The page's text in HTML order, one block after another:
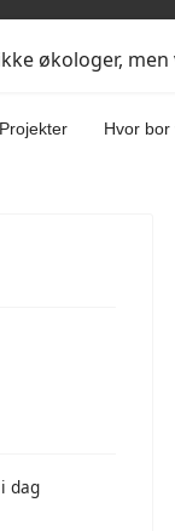
økologer,
Projekter Hvor bor
dag